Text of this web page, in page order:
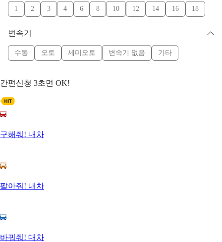
1 2 3 4 6 8 10 12 14 16 18
변속기
수동 오토 세미오토 변속기 없음 기타
간편신청 3초면 OK!
구해줘! 내차
팔아줘! 내차
바꿔줘! 대차